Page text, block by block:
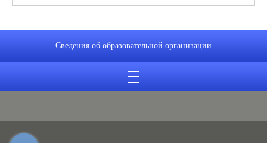
Сведения об образовательной организации